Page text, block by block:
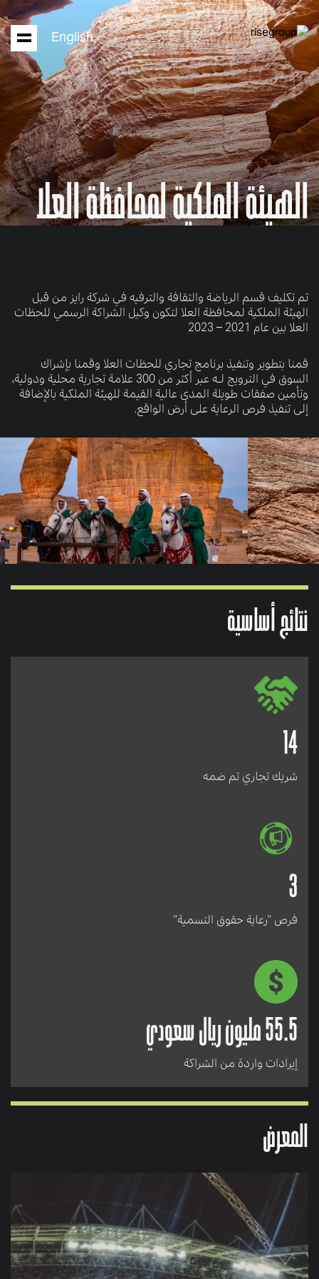
English
الهيئة الملكية لمحافظة العلا
تم تكليف قسم الرياضة والثقافة والترفيه في شركة رايز من قبل
الهيئة الملكية لمحافظة العلا لتكون وكيل الشراكة الرسمي للحظات
العلا بين عام 2021 – 2023
قمنا بتطوير وتنفيذ برنامج تجاري للحظات العلا وقمنا بإشراك
السوق في الترويج لـه عبر أكثر من 300 علامة تجارية محلية ودولية،
وتأمين صفقات طويلة المدى عالية القيمة للهيئة الملكية بالإضافة
إلى تنفيذ فرص الرعاية على أرض الواقع.
نتائج أساسية
14
شريك تجاري تم ضمه
3
فرص "رعاية حقوق التسمية"
55.5 مليون ريال سعودي
إيرادات واردة من الشراكة
المعرض